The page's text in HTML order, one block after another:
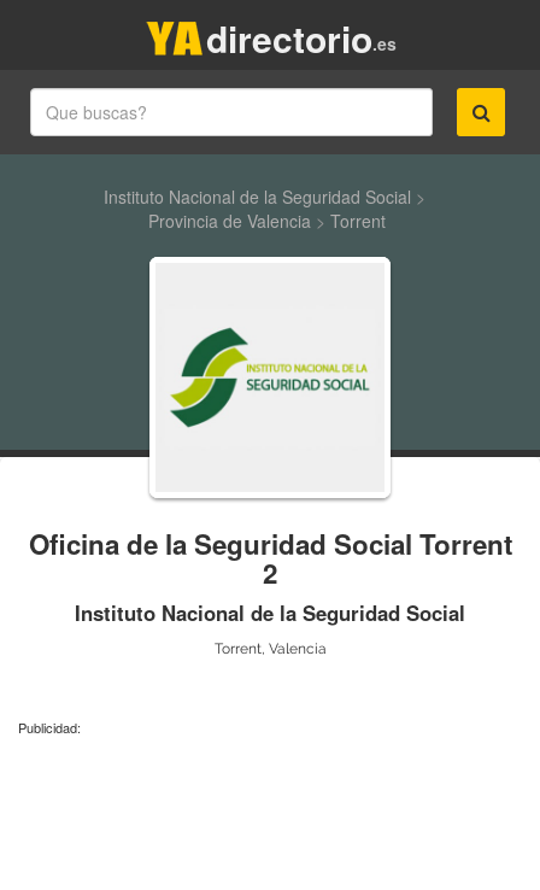
.es
directorio
Instituto Nacional de la Seguridad Social >
Provincia de Valencia > Torrent
Oficina de la Seguridad Social Torrent
2
Instituto Nacional de la Seguridad Social
Torrent, Valencia
Publicidad: